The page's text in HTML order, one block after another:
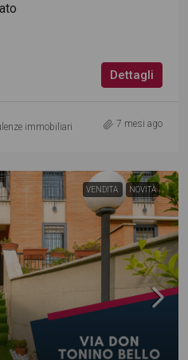
Dettagli
immobiliari 7 mesi ago
VENDITA NOVITÀ